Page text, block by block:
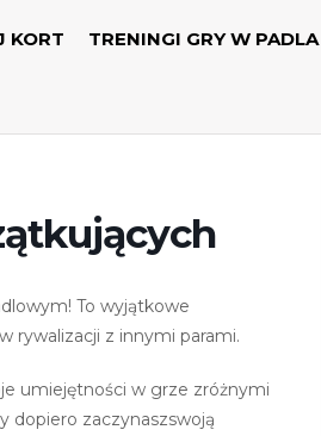
KORT TRENINGI GRY W PADLA
To wyjątkowe
rywalizacji z innymi parami.
umiejętności w grze zróżnymi
dopiero zaczynaszswoją